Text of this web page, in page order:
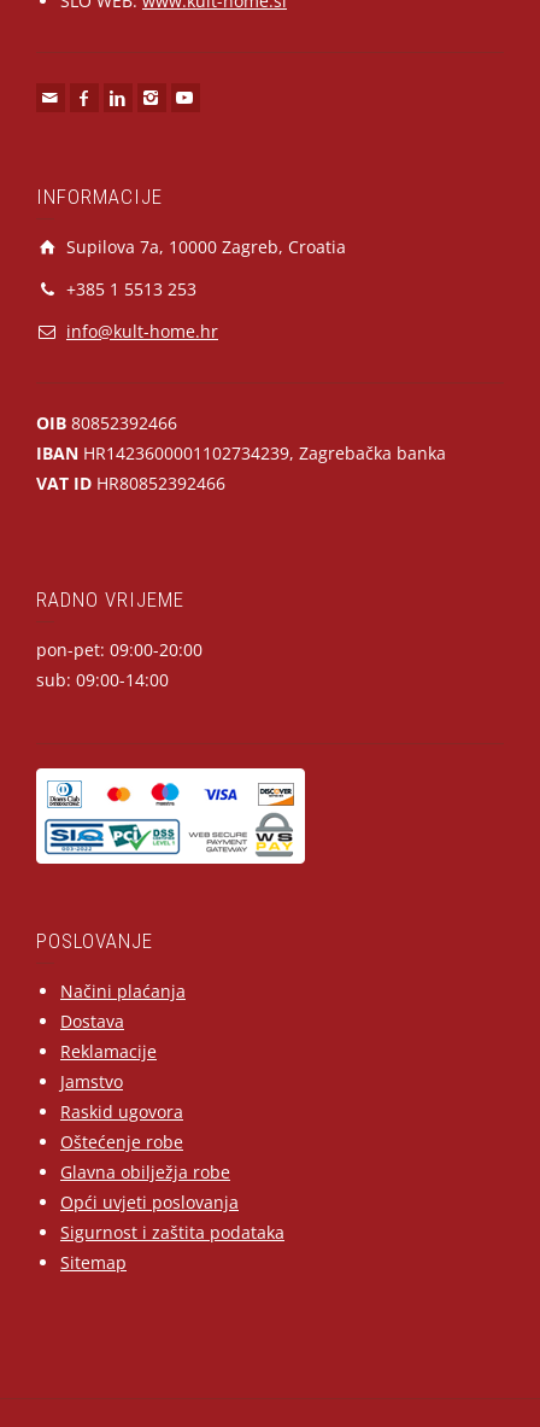
INFORMACIJE
Supilova 7a, 10000 Zagreb, Croatia
+385 1 5513 253
info@kult-home.hr
OIB 80852392466
IBAN HR1423600001102734239, Zagrebačka banka
VAT ID HR80852392466
RADNO VRIJEME
pon-pet: 09:00-20:00
sub: 09:00-14:00
POSLOVANJE
Načini plaćanja
Dostava
Reklamacije
Jamstvo
Raskid ugovora
Oštećenje robe
Glavna obilježja robe
Opći uvjeti poslovanja
Sigurnost i zaštita podataka
Sitemap